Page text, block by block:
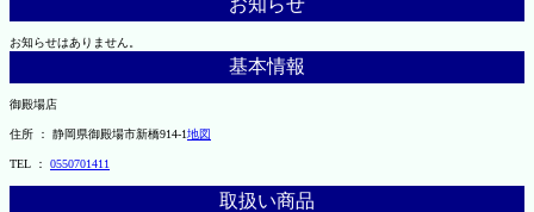
お知らせ
お知らせはありません。
基本情報
御殿場店
住所 ： 静岡県御殿場市新橋914-1地図
TEL ： 0550701411
取扱い商品